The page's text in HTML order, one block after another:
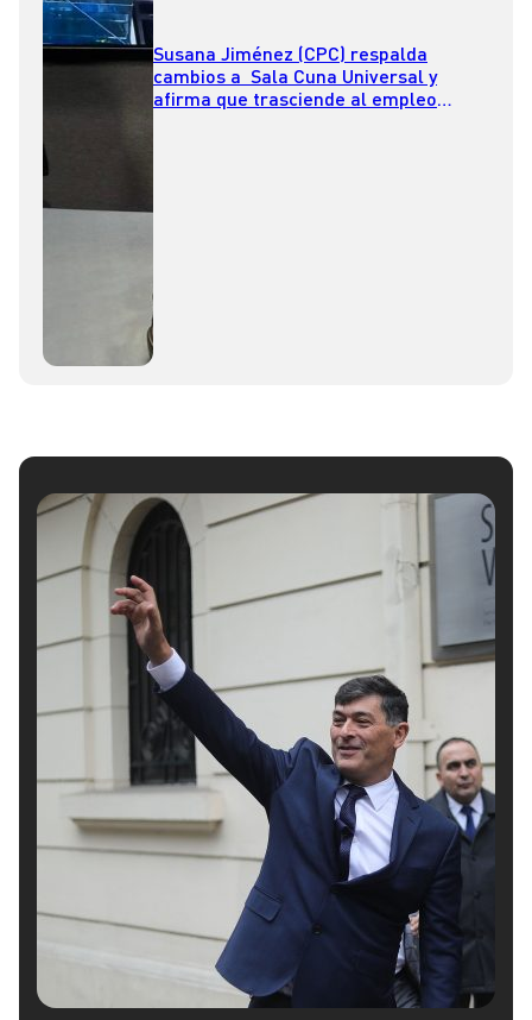
Susana Jiménez (CPC) respalda
cambios a Sala Cuna Universal y
afirma que trasciende al empleo